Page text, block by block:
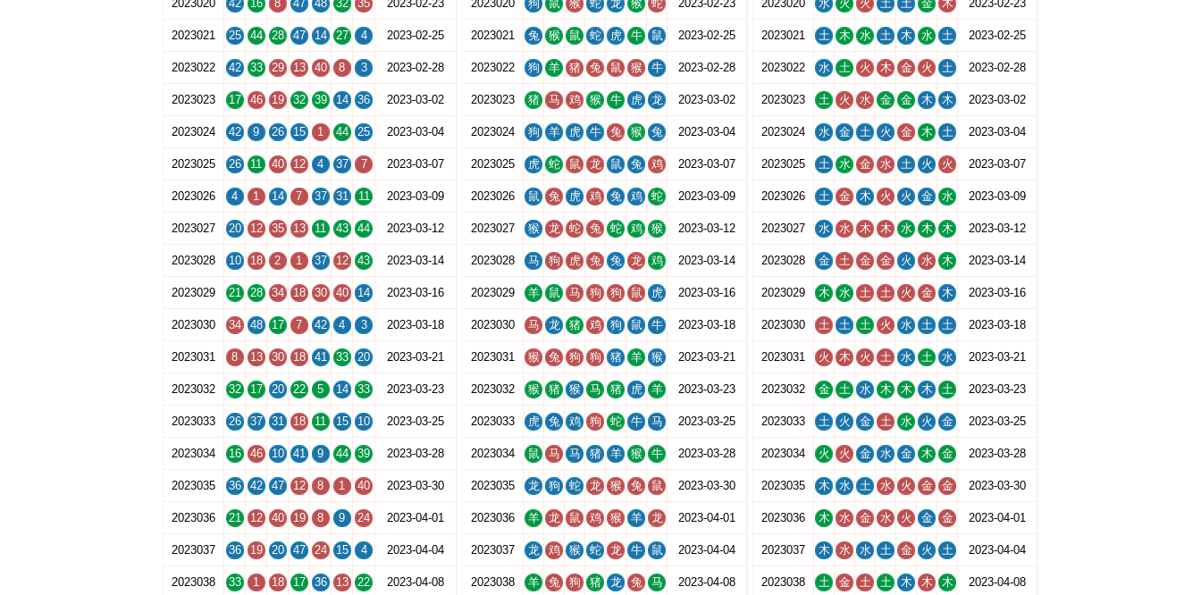
2023020 42 16 8 47 48 32 35 2023-02-23
2023021 25 44 28 47 14 27 4 2023-02-25
2023022 42 33 29 13 40 8 3 2023-02-28
2023023 17 46 19 32 39 14 36 2023-03-02
2023024 42 9 26 15 1 44 25 2023-03-04
2023025 26 11 40 12 4 37 7 2023-03-07
2023026 4 1 14 7 37 31 11 2023-03-09
2023027 20 12 35 13 11 43 44 2023-03-12
2023028 10 18 2 1 37 12 43 2023-03-14
2023029 21 28 34 18 30 40 14 2023-03-16
2023030 34 48 17 7 42 4 3 2023-03-18
2023031 8 13 30 18 41 33 20 2023-03-21
2023032 32 17 20 22 5 14 33 2023-03-23
2023033 26 37 31 18 11 15 10 2023-03-25
2023034 16 46 10 41 9 44 39 2023-03-28
2023035 36 42 47 12 8 1 40 2023-03-30
2023036 21 12 40 19 8 9 24 2023-04-01
2023037 36 19 20 47 24 15 4 2023-04-04
2023038 33 1 18 17 36 13 22 2023-04-08
2023020 狗 鼠 猴 蛇 龙 猴 蛇 2023-02-23
2023021 兔 猴 鼠 蛇 虎 牛 鼠 2023-02-25
2023022 狗 羊 猪 兔 鼠 猴 牛 2023-02-28
2023023 猪 马 鸡 猴 牛 虎 龙 2023-03-02
2023024 狗 羊 虎 牛 兔 猴 兔 2023-03-04
2023025 虎 蛇 鼠 龙 鼠 兔 鸡 2023-03-07
2023026 鼠 兔 虎 鸡 兔 鸡 蛇 2023-03-09
2023027 猴 龙 蛇 兔 蛇 鸡 猴 2023-03-12
2023028 马 狗 虎 兔 兔 龙 鸡 2023-03-14
2023029 羊 鼠 马 狗 狗 鼠 虎 2023-03-16
2023030 马 龙 猪 鸡 狗 鼠 牛 2023-03-18
2023031 猴 兔 狗 狗 猪 羊 猴 2023-03-21
2023032 猴 猪 猴 马 猪 虎 羊 2023-03-23
2023033 虎 兔 鸡 狗 蛇 牛 马 2023-03-25
2023034 鼠 马 马 猪 羊 猴 牛 2023-03-28
2023035 龙 狗 蛇 龙 猴 兔 鼠 2023-03-30
2023036 羊 龙 鼠 鸡 猴 羊 龙 2023-04-01
2023037 龙 鸡 猴 蛇 龙 牛 鼠 2023-04-04
2023038 羊 兔 狗 猪 龙 兔 马 2023-04-08
2023020 水 火 火 土 土 金 木 2023-02-23
2023021 土 木 水 土 木 水 土 2023-02-25
2023022 水 土 火 木 金 火 土 2023-02-28
2023023 土 火 水 金 金 木 木 2023-03-02
2023024 水 金 土 火 金 木 土 2023-03-04
2023025 土 水 金 水 土 火 火 2023-03-07
2023026 土 金 木 火 火 金 水 2023-03-09
2023027 水 水 木 木 水 木 木 2023-03-12
2023028 金 土 金 金 火 水 木 2023-03-14
2023029 木 水 土 土 火 金 木 2023-03-16
2023030 土 土 土 火 水 土 土 2023-03-18
2023031 火 木 火 土 水 土 水 2023-03-21
2023032 金 土 水 木 木 木 土 2023-03-23
2023033 土 火 金 土 水 火 金 2023-03-25
2023034 火 火 金 水 金 木 金 2023-03-28
2023035 木 水 土 水 火 金 金 2023-03-30
2023036 木 水 金 水 火 金 金 2023-04-01
2023037 木 水 水 土 金 火 土 2023-04-04
2023038 土 金 土 土 木 木 木 2023-04-08